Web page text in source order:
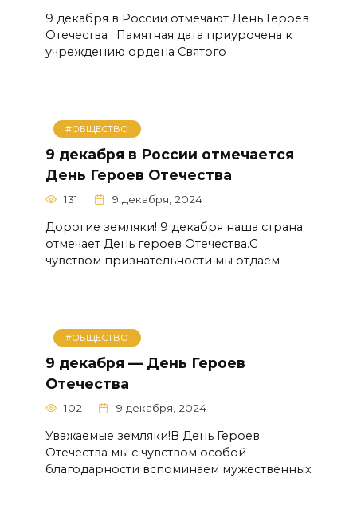
9 декабря в России отмечают День Героев
Отечества . Памятная дата приурочена к
учреждению ордена Святого
#ОБЩЕСТВО
9 декабря в России отмечается
День Героев Отечества
131 9 декабря, 2024
Дорогие земляки! 9 декабря наша страна
отмечает День героев Отечества.С
чувством признательности мы отдаем
#ОБЩЕСТВО
9 декабря — День Героев
Отечества
102 9 декабря, 2024
Уважаемые земляки!В День Героев
Отечества мы с чувством особой
благодарности вспоминаем мужественных